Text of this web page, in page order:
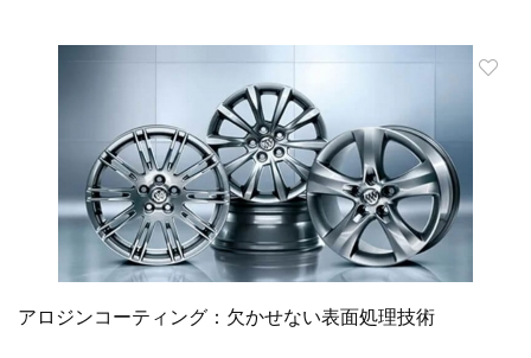
アロジンコーティング：欠かせない表面処理技術